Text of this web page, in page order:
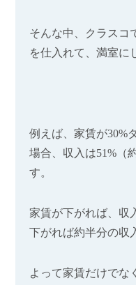
そんな中、クラスコ
を仕入れて、満室に
例えば、家賃が30%
場合、収入は51% （
す。
家賃が下がれば、収
下がれば約半分の収
よって家賃だけでな